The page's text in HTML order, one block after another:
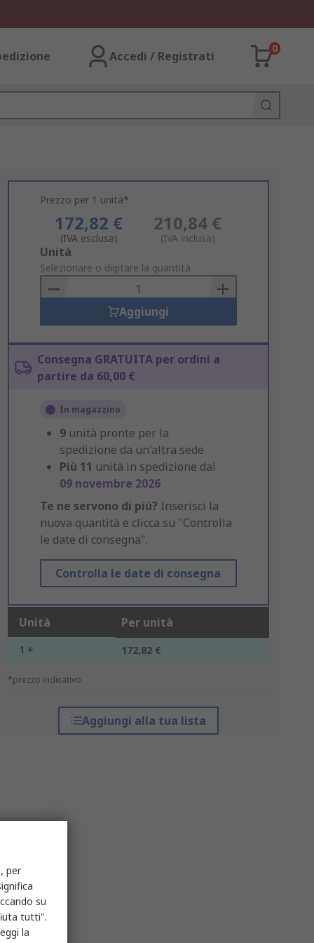
Accedi / Registrati
0
Prezzo per 1 unità*
172,82 €
(IVA esclusa)
210,84 €
(IVA inclusa)
Add
to
Basket
Unità
Selezionare o digitare la quantità
Aggiungi
Consegna GRATUITA per ordini a
partire da 60,00 €
In magazzino
9 unità pronte per la
spedizione da un'altra sede
Più 11 unità in spedizione dal
09 novembre 2026
Te ne servono di più? Inserisci la
nuova quantità e clicca su "Controlla
le date di consegna".
Controlla le date di consegna
Unità Per unità
1 + 172,82 €
*prezzo indicativo
Aggiungi alla tua lista
per
su
tutti".
la